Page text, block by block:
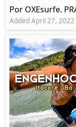
Por OXEsurfe.
Added April 27, 2022